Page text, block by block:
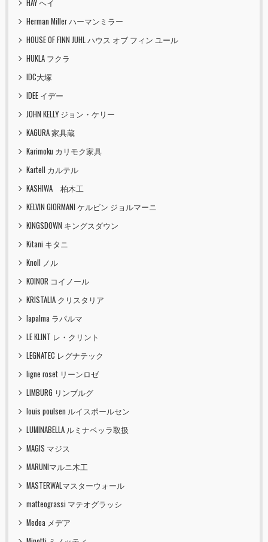
HAY ヘイ
Herman Miller ハーマンミラー
HOUSE OF FINN JUHL ハウス オブ フィン ユール
HUKLA フクラ
IDC大塚
IDEE イデー
JOHN KELLY ジョン・ケリー
KAGURA 家具蔵
Karimoku カリモク家具
Kartell カルテル
KASHIWA 柏木工
KELVIN GIORMANI ケルビン ジョルマーニ
KINGSDOWN キングスダウン
Kitani キタニ
Knoll ノル
KOINOR コイノール
KRISTALIA クリスタリア
lapalma ラパルマ
LE KLINT レ・クリント
LEGNATEC レグナテック
ligne roset リーンロゼ
LIMBURG リンブルグ
louis poulsen ルイスポールセン
LUMINABELLA ルミナベッラ取扱
MAGIS マジス
MARUNIマルニ木工
MASTERWALマスターウォール
matteograssi マテオグラッシ
Medea メデア